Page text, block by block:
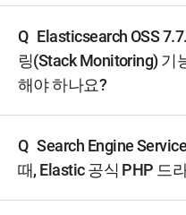
Q Elasticsearch OSS
링(Stack Monitoring) 기
해야 하나요?
Q Search Engine
때, Elastic 공식 PHP 드